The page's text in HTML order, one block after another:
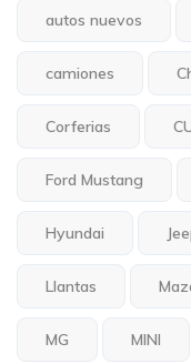
autos nuevos
camiones
Corferias
Ford Mustang
Hyundai
Llantas
MG MINI